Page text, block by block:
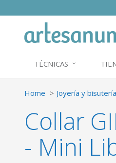
TÉCNICAS
Home Joyería y bisutería
Collar
- Mini